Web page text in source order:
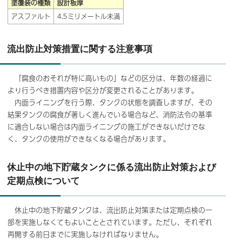
塗覆装の種類
設計板厚
アスファルト
4.5ミリメートル未満
流出防止対策措置に関する注意事項
「腐食のおそれが特に高いもの」などの区分は、年数の経過に
より行うべき措置内容や区分が変更されることがあります。
内面ライニングを行う際、タンクの状態を調査しますが、その
結果タンクの腐食が著しく進んでいる場合など、消防法令の基準
に適合しない場合は内面ライニングの施工ができないだけでな
く、タンクの使用ができなくなる場合があります。
休止中の地下貯蔵タンクに係る流出防止対策および
定期点検について
休止中の地下貯蔵タンクは、流出防止対策または定期点検の一
部を実施しなくてもよいこととされています。ただし、それぞれ
再開する前日までに実施しなければなりません。